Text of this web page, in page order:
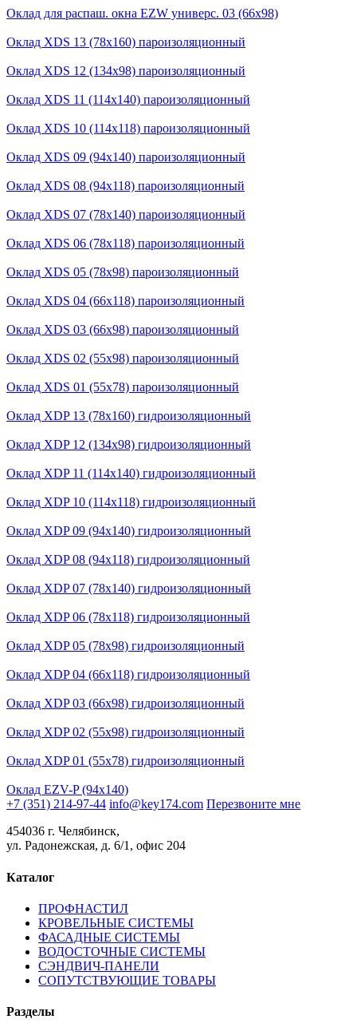
Оклад для распаш. окна EZW универс. 03 (66х98)
Оклад XDS 13 (78x160) пароизоляционный
Оклад XDS 12 (134x98) пароизоляционный
Оклад XDS 11 (114x140) пароизоляционный
Оклад XDS 10 (114x118) пароизоляционный
Оклад XDS 09 (94x140) пароизоляционный
Оклад XDS 08 (94x118) пароизоляционный
Оклад XDS 07 (78x140) пароизоляционный
Оклад XDS 06 (78x118) пароизоляционный
Оклад XDS 05 (78x98) пароизоляционный
Оклад XDS 04 (66x118) пароизоляционный
Оклад XDS 03 (66х98) пароизоляционный
Оклад XDS 02 (55х98) пароизоляционный
Оклад XDS 01 (55х78) пароизоляционный
Оклад XDP 13 (78x160) гидроизоляционный
Оклад XDP 12 (134x98) гидроизоляционный
Оклад XDP 11 (114x140) гидроизоляционный
Оклад XDP 10 (114x118) гидроизоляционный
Оклад XDP 09 (94x140) гидроизоляционный
Оклад XDP 08 (94x118) гидроизоляционный
Оклад XDP 07 (78x140) гидроизоляционный
Оклад XDP 06 (78x118) гидроизоляционный
Оклад XDP 05 (78x98) гидроизоляционный
Оклад XDP 04 (66x118) гидроизоляционный
Оклад XDP 03 (66х98) гидроизоляционный
Оклад XDP 02 (55х98) гидроизоляционный
Оклад XDP 01 (55х78) гидроизоляционный
Оклад EZV-P (94x140)
+7 (351) 214-97-44 info@key174.com Перезвоните мне
454036 г. Челябинск,
ул. Радонежская, д. 6/1, офис 204
Каталог
ПРОФНАСТИЛ
КРОВЕЛЬНЫЕ СИСТЕМЫ
ФАСАДНЫЕ СИСТЕМЫ
ВОДОСТОЧНЫЕ СИСТЕМЫ
СЭНДВИЧ-ПАНЕЛИ
СОПУТСТВУЮЩИЕ ТОВАРЫ
Разделы